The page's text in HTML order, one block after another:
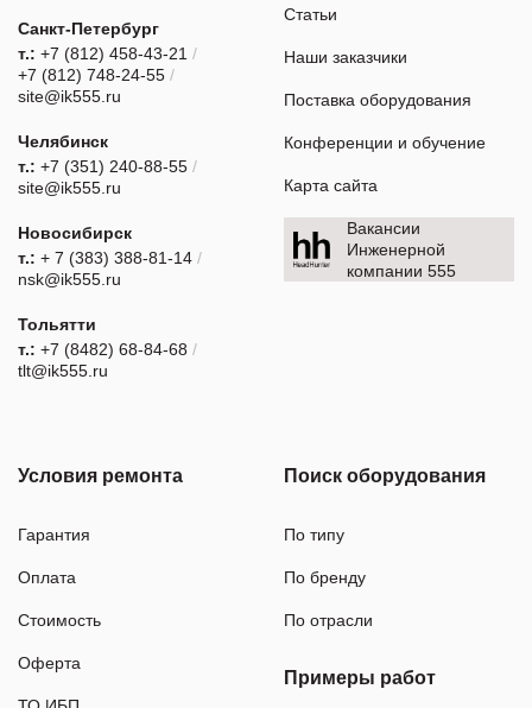
Санкт-Петербург
т.: +7 (812) 458-43-21 /
+7 (812) 748-24-55 /
site@ik555.ru
Челябинск
т.: +7 (351) 240-88-55 /
site@ik555.ru
Новосибирск
т.: + 7 (383) 388-81-14 /
nsk@ik555.ru
Тольятти
т.: +7 (8482) 68-84-68 /
tlt@ik555.ru
Статьи
Наши заказчики
Поставка оборудования
Конференции и обучение
Карта сайта
Вакансии
Инженерной
компании 555
Условия ремонта
Гарантия
Оплата
Стоимость
Оферта
Поиск оборудования
По типу
По бренду
По отрасли
Примеры работ